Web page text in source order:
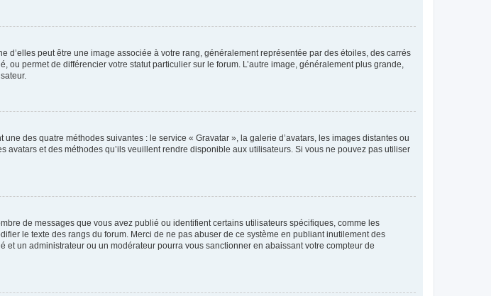
peut être une image associée à votre rang, généralement représentée par des étoiles, des carrés
permet de différencier votre statut particulier sur le forum. L’autre image, généralement plus grande,
des quatre méthodes suivantes : le service « Gravatar », la galerie d’avatars, les images distantes ou
et des méthodes qu’ils veuillent rendre disponible aux utilisateurs. Si vous ne pouvez pas utiliser
de messages que vous avez publié ou identifient certains utilisateurs spécifiques, comme les
le texte des rangs du forum. Merci de ne pas abuser de ce système en publiant inutilement des
un administrateur ou un modérateur pourra vous sanctionner en abaissant votre compteur de